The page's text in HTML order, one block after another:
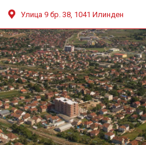
Улица 9 бр. 38, 1041 Илинден